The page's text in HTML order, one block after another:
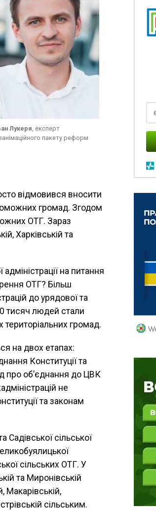
Лукеря, експерт
пакету реформ
відмовився вносити
громад. Згодом
ОТГ. Зараз
Харківській та
на питання
ОТГ? Більш
до урядової та
тисяч людей стали
територіальних громад.
на двох етапах:
Конституції та
про об’єднання до ЦВК
не
та законам
Садівської сільської
сільських ОТГ. У
та Миронівській
Макарівській,
сільським.